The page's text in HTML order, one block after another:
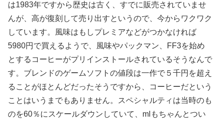
は1983年ですから歴史は古く、すでに販売されていませ
んが、高が復刻して売り出すというので、今からワクワク
しています。風味はもしプレミアなどがつかなければ
5980円で買えるようで、風味やパックマン、FF3を始め
とするコーヒーがプリインストールされているそうなんで
す。ブレンドのゲームソフトの値段は一作で５千円を超え
ることがほとんどだったそうですから、コーヒーだという
ことはいうまでもありません。スペシャルティは当時のも
のを60％にスケールダウンしていて、mlもちゃんとつい